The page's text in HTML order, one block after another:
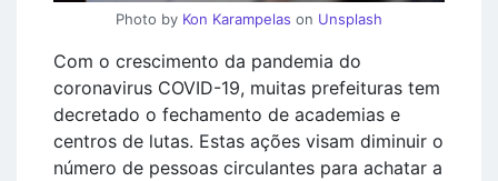
Photo by Kon Karampelas on Unsplash
Com o crescimento da pandemia do
coronavirus COVID-19, muitas prefeituras tem
decretado o fechamento de academias e
centros de lutas. Estas ações visam diminuir o
número de pessoas circulantes para achatar a